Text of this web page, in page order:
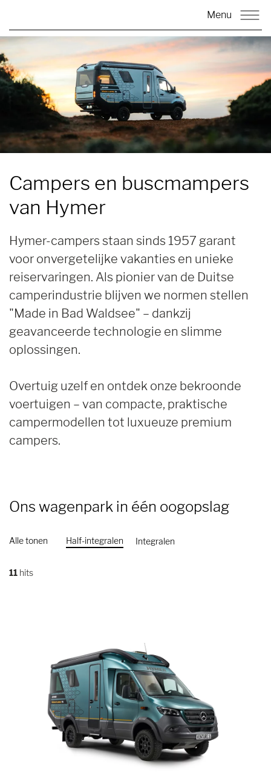
Menu
Campers en buscmampers
van Hymer
Hymer-campers staan sinds 1957 garant
voor onvergetelijke vakanties en unieke
reiservaringen. Als pionier van de Duitse
camperindustrie blijven we normen stellen
"Made in Bad Waldsee" – dankzij
geavanceerde technologie en slimme
oplossingen.
Overtuig uzelf en ontdek onze bekroonde
voertuigen – van compacte, praktische
campermodellen tot luxueuze premium
campers.
Ons wagenpark in één oogopslag
Alle tonen Half-integralen Integralen
11 hits